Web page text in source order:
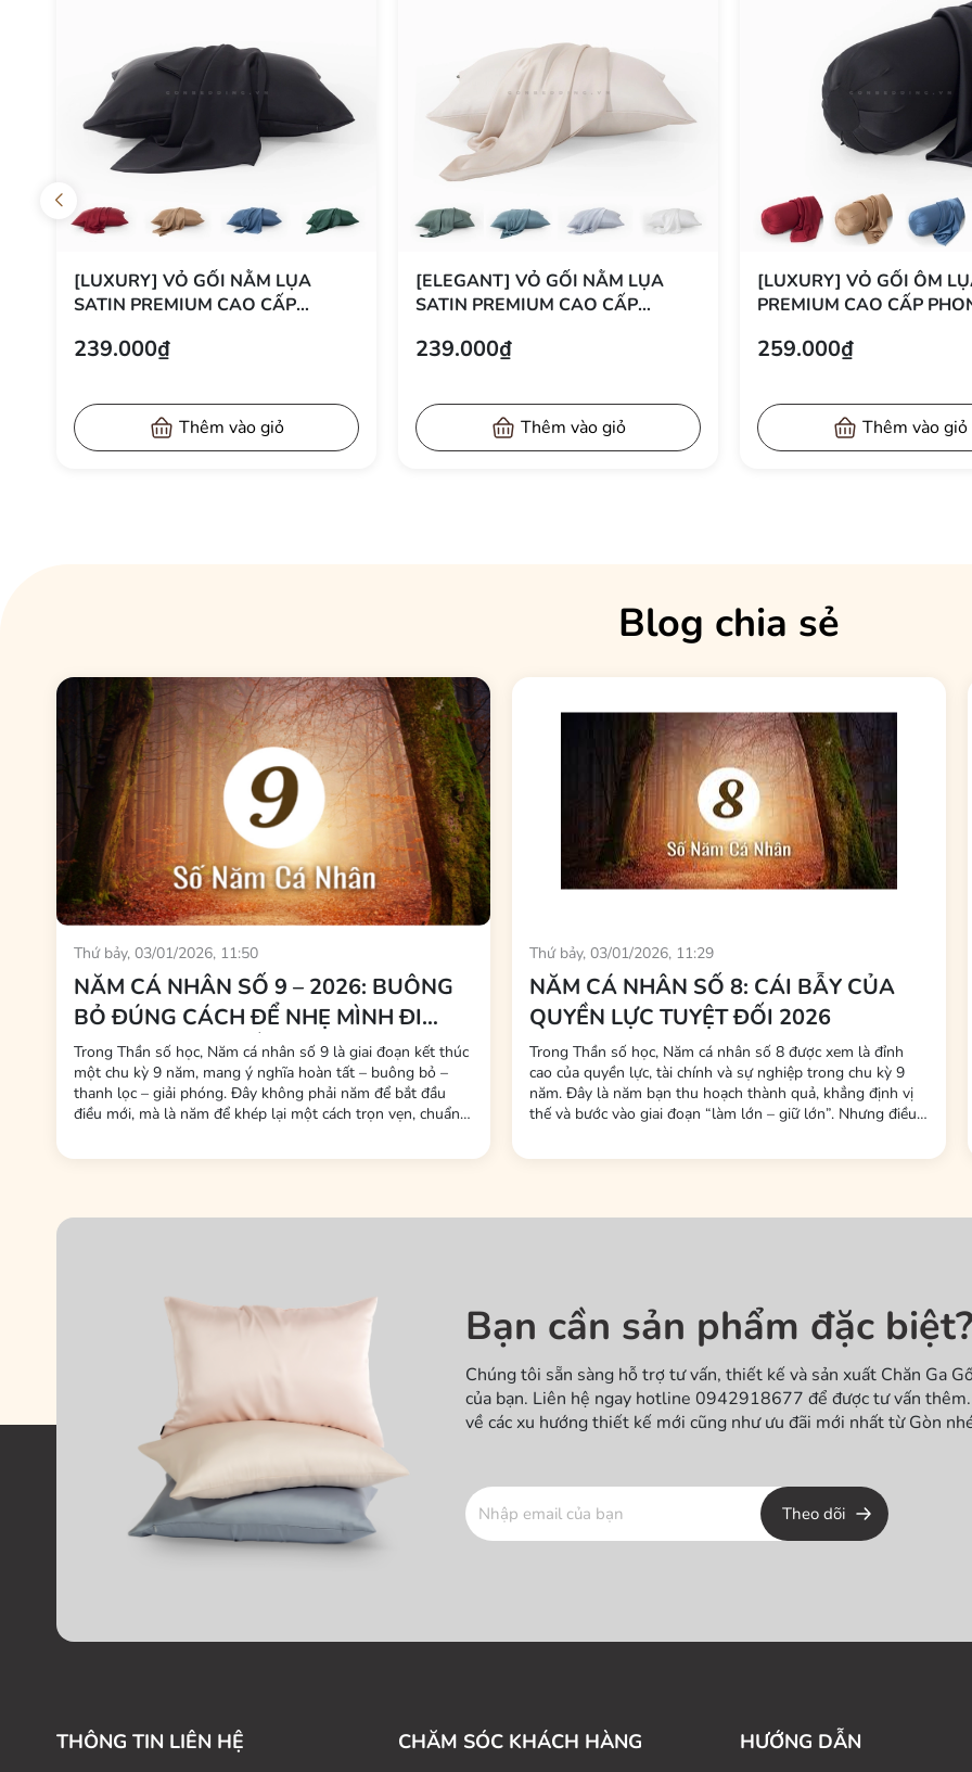
[VIBRANT] VỎ GỐI NẰM LỤA
SATIN PREMIUM CAO CẤP
CM
239.000₫
Thêm vào giỏ
[LUXURY] VỎ GỐI NẰM LỤA
SATIN PREMIUM CAO CẤP
50X70 CM
239.000₫
Thêm vào giỏ
[ELEGANT] VỎ GỐI NẰM
SATIN PREMIUM CAO
50X70 CM
239.000₫
Thêm vào giỏ
Blog chia sẻ
Thứ bảy, 03/01/2026, 11:50
NĂM CÁ NHÂN SỐ 9 – 2026: BUÔNG
BỎ ĐÚNG CÁCH ĐỂ NHẸ MÌNH ĐI
QUA CHU KỲ CUỐI
Trong Thần số học, Năm cá nhân số 9 là giai đoạn kết thúc
một chu kỳ 9 năm, mang ý nghĩa hoàn tất – buông bỏ –
thanh lọc – giải phóng. Đây không phải năm để bắt đầu
điều mới, mà là năm để khép lại một cách trọn vẹn, chuẩn
toàn mới vào năm sau. Nếu bạn đang bước vào Năm cá
Thứ bảy, 03/01/2026, 11:29
NĂM CÁ NHÂN SỐ 8: CÁI BẪY CỦA
QUYỀN LỰC TUYỆT ĐỐI 2026
Trong Thần số học, Năm cá nhân số 8 được xem là đỉnh
cao của quyền lực, tài chính và sự nghiệp trong chu kỳ 9
năm. Đây là năm bạn thu hoạch thành quả, khẳng định vị
thế và bước vào giai đoạn “làm lớn – giữ lớn”. Nhưng điều
kiếm tiền, mà còn thử thách cách bạn giữ năng lượng, giữ
Bạn cần sản phẩm đặc biệt?
Chúng tôi sẵn sàng hỗ trợ tư vấn, thiết kế và sản xuất Chăn Ga
của bạn. Liên hệ ngay hotline 0942918677 để được tư vấn
về các xu hướng thiết kế mới cũng như ưu đãi mới nhất từ Gòn
Theo dõi
THÔNG TIN LIÊN HỆ CHĂM SÓC KHÁCH HÀNG HƯỚNG DẪN